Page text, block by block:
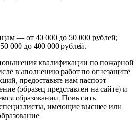
— от 40 000 до 50 000 рублей;
000 до 400 000 рублей.
квалификации по пожарной
выполнению работ по огнезащите
предоставьте нам паспорт
(образец представлен на сайте) и
образовании. Повысить
имеющие высшее или